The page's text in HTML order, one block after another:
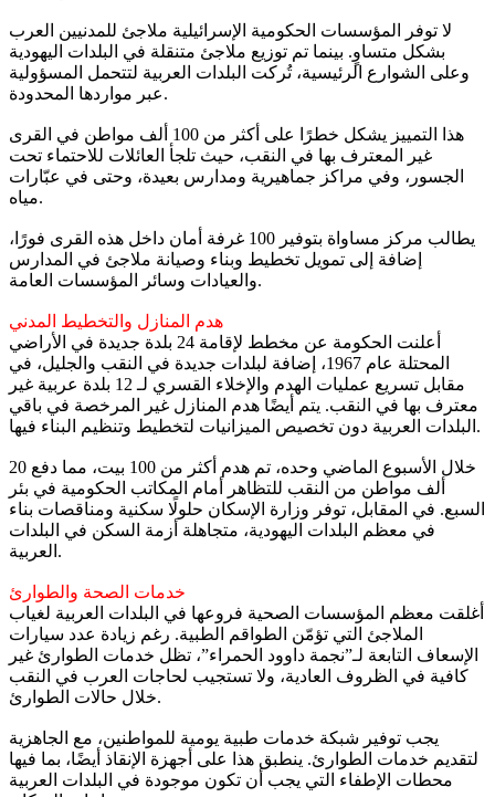
لا توفر المؤسسات الحكومية الإسرائيلية ملاجئ للمدنيين العرب
بشكل متساوٍ. بينما تم توزيع ملاجئ متنقلة في البلدات اليهودية
وعلى الشوارع الرئيسية، تُركت البلدات العربية لتتحمل المسؤولية
عبر مواردها المحدودة.
هذا التمييز يشكل خطرًا على أكثر من 100 ألف مواطن في القرى
غير المعترف بها في النقب، حيث تلجأ العائلات للاحتماء تحت
الجسور، وفي مراكز جماهيرية ومدارس بعيدة، وحتى في عبّارات
مياه.
يطالب مركز مساواة بتوفير 100 غرفة أمان داخل هذه القرى فورًا،
إضافة إلى تمويل تخطيط وبناء وصيانة ملاجئ في المدارس
والعيادات وسائر المؤسسات العامة.
هدم المنازل والتخطيط المدني
أعلنت الحكومة عن مخطط لإقامة 24 بلدة جديدة في الأراضي
المحتلة عام 1967، إضافة لبلدات جديدة في النقب والجليل، في
مقابل تسريع عمليات الهدم والإخلاء القسري لـ 12 بلدة عربية غير
معترف بها في النقب. يتم أيضًا هدم المنازل غير المرخصة في باقي
البلدات العربية دون تخصيص الميزانيات لتخطيط وتنظيم البناء فيها.
خلال الأسبوع الماضي وحده، تم هدم أكثر من 100 بيت، مما دفع 20
ألف مواطن من النقب للتظاهر أمام المكاتب الحكومية في بئر
السبع. في المقابل، توفر وزارة الإسكان حلولًا سكنية ومناقصات بناء
في معظم البلدات اليهودية، متجاهلة أزمة السكن في البلدات
العربية.
خدمات الصحة والطوارئ
أغلقت معظم المؤسسات الصحية فروعها في البلدات العربية لغياب
الملاجئ التي تؤمّن الطواقم الطبية. رغم زيادة عدد سيارات
الإسعاف التابعة لـ”نجمة داوود الحمراء”، تظل خدمات الطوارئ غير
كافية في الظروف العادية، ولا تستجيب لحاجات العرب في النقب
خلال حالات الطوارئ.
يجب توفير شبكة خدمات طبية يومية للمواطنين، مع الجاهزية
لتقديم خدمات الطوارئ. ينطبق هذا على أجهزة الإنقاذ أيضًا، بما فيها
محطات الإطفاء التي يجب أن تكون موجودة في البلدات العربية